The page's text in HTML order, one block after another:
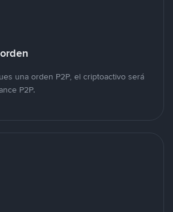
una orden P2P, el criptoactivo será
P2P.